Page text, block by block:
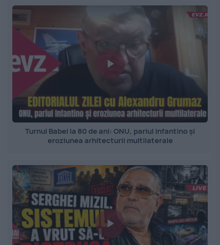
Turnul Babel la 80 de ani: ONU, pariul Infantino și
eroziunea arhitecturii multilaterale